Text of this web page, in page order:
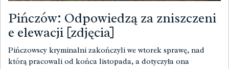
Pińczów: Odpowiedzą za zniszczeni
e elewacji [zdjęcia]
Pińczowscy kryminalni zakończyli we wtorek sprawę, nad
którą pracowali od końca listopada, a dotyczyła ona